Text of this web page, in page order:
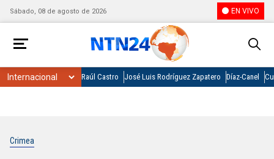
Sábado, 08 de agosto de 2026 EN VIVO
Raúl Castro José Luis Rodríguez Zapatero Díaz-Canel
Crimea